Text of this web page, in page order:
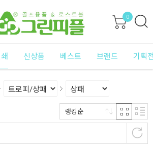
0
신상품 베스트 브랜드 기획
랭킹순